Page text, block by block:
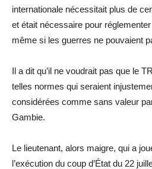
internationale nécessitait plus de
et était nécessaire pour
même si les guerres ne pouvaient
Il a dit qu’il ne voudrait pas que le
telles normes qui seraient
considérées comme sans valeur
Gambie.
Le lieutenant, alors maigre, qui a
l’exécution du coup d’État du 22